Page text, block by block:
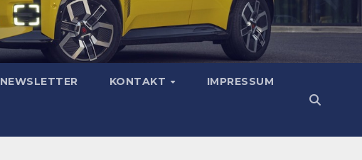
NEWSLETTER KONTAKT IMPRESSUM